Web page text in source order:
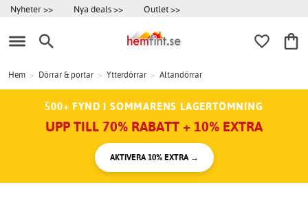
Nyheter >> Nya deals >> Outlet >>
Hem > Dörrar & portar > Ytterdörrar > Altandörrar
500+ FYND I SOMMARENS LAGERTÖMNING
UPP TILL 70% RABATT + 10% EXTRA
AKTIVERA 10% EXTRA →